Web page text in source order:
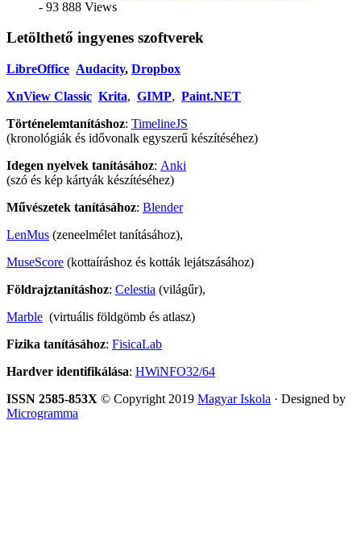
- 93 888 Views
Letölthető ingyenes szoftverek
LibreOffice Audacity, Dropbox
XnView Classic Krita, GIMP, Paint.NET
Történelemtanításhoz: TimelineJS
(kronológiák és idővonalk egyszerű készítéséhez)
Idegen nyelvek tanításához: Anki
(szó és kép kártyák készítéséhez)
Művészetek tanításához: Blender
LenMus (zeneelmélet tanításához),
MuseScore (kottaíráshoz és kották lejátszásához)
Földrajztanításhoz: Celestia (világűr),
Marble (virtuális földgömb és atlasz)
Fizika tanításához: FisicaLab
Hardver identifikálása: HWiNFO32/64
ISSN 2585-853X © Copyright 2019 Magyar Iskola · Designed by
Microgramma